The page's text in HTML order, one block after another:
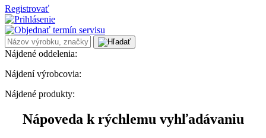
Registrovať
Nájdené oddelenia:
Nájdení výrobcovia:
Nájdené produkty:
Nápoveda k rýchlemu vyhľadávaniu